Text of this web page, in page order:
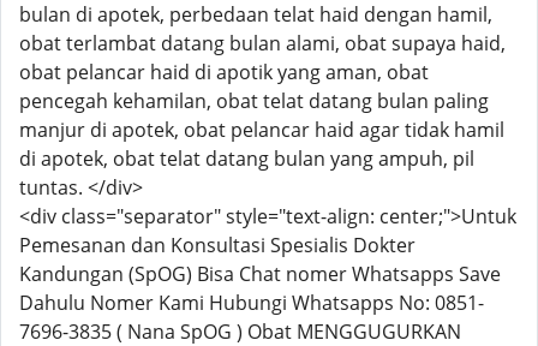
bulan di apotek, perbedaan telat haid dengan hamil,
obat terlambat datang bulan alami, obat supaya haid,
obat pelancar haid di apotik yang aman, obat
pencegah kehamilan, obat telat datang bulan paling
manjur di apotek, obat pelancar haid agar tidak hamil
di apotek, obat telat datang bulan yang ampuh, pil
tuntas. </div>
<div class="separator" style="text-align: center;">Untuk
Pemesanan dan Konsultasi Spesialis Dokter
Kandungan (SpOG) Bisa Chat nomer Whatsapps Save
Dahulu Nomer Kami Hubungi Whatsapps No: 0851-
7696-3835 ( Nana SpOG ) Obat MENGGUGURKAN